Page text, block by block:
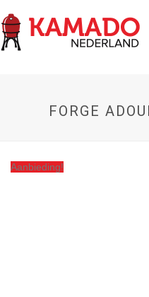
FORGE
Aanbieding!